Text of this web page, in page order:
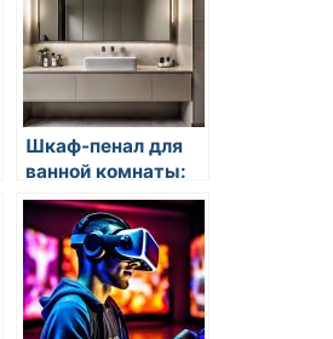
надежность
Шкаф-пенал для
ванной комнаты:
функциональная
мебель с
просторным
хранением